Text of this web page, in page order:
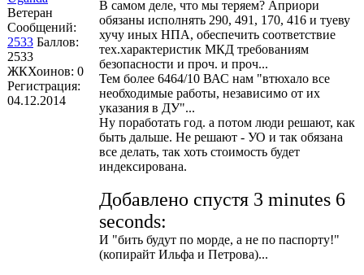
Ветеран
Сообщений:
2533 Баллов:
2533
ЖКХоинов: 0
Регистрация:
04.12.2014
В самом деле, что мы теряем? Априори
обязаны исполнять 290, 491, 170, 416 и туеву
хучу иных НПА, обеспечить соответствие
тех.характеристик МКД требованиям
безопасности и проч. и проч...
Тем более 6464/10 ВАС нам "втюхало все
необходимые работы, независимо от их
указания в ДУ"...
Ну поработать год. а потом люди решают, как
быть дальше. Не решают - УО и так обязана
все делать, так хоть стоимость будет
индексирована.
Добавлено спустя 3 minutes 6
seconds:
И "бить будут по морде, а не по паспорту!"
(копирайт Ильфа и Петрова)...